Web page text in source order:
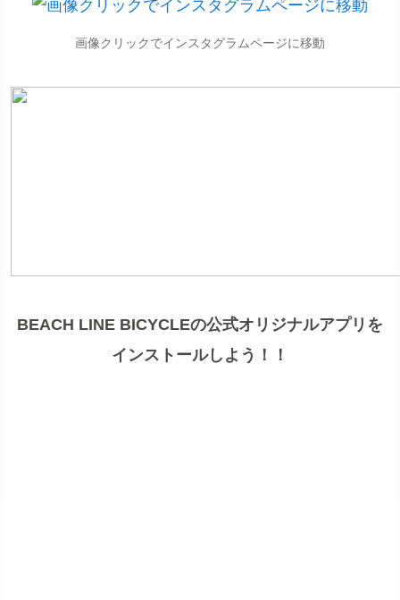
画像クリックでインスタグラムページに移動
BEACH LINE BICYCLEの公式オリジナルアプリを
インストールしよう！！